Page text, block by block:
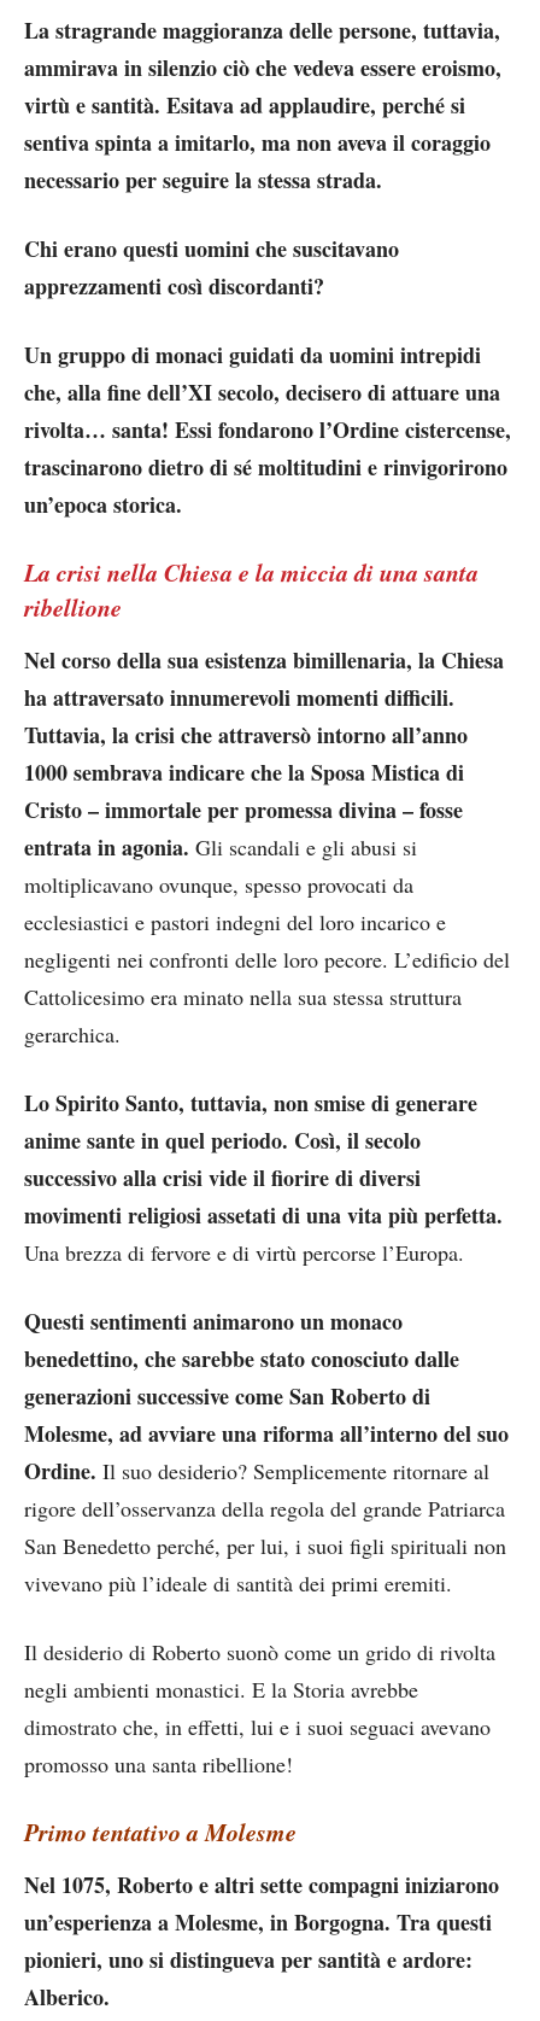
La stragrande maggioranza delle persone, tuttavia,
ammirava in silenzio ciò che vedeva essere eroismo,
virtù e santità. Esitava ad applaudire, perché si
sentiva spinta a imitarlo, ma non aveva il coraggio
necessario per seguire la stessa strada.
Chi erano questi uomini che suscitavano
apprezzamenti così discordanti?
Un gruppo di monaci guidati da uomini intrepidi
che, alla fine dell’XI secolo, decisero di attuare una
rivolta… santa! Essi fondarono l’Ordine cistercense,
trascinarono dietro di sé moltitudini e rinvigorirono
un’epoca storica.
La crisi nella Chiesa e la miccia di una santa
ribellione
Nel corso della sua esistenza bimillenaria, la Chiesa
ha attraversato innumerevoli momenti difficili.
Tuttavia, la crisi che attraversò intorno all’anno
1000 sembrava indicare che la Sposa Mistica di
Cristo – immortale per promessa divina – fosse
entrata in agonia. Gli scandali e gli abusi si
moltiplicavano ovunque, spesso provocati da
ecclesiastici e pastori indegni del loro incarico e
negligenti nei confronti delle loro pecore. L’edificio del
Cattolicesimo era minato nella sua stessa struttura
gerarchica.
Lo Spirito Santo, tuttavia, non smise di generare
anime sante in quel periodo. Così, il secolo
successivo alla crisi vide il fiorire di diversi
movimenti religiosi assetati di una vita più perfetta.
Una brezza di fervore e di virtù percorse l’Europa.
Questi sentimenti animarono un monaco
benedettino, che sarebbe stato conosciuto dalle
generazioni successive come San Roberto di
Molesme, ad avviare una riforma all’interno del suo
Ordine. Il suo desiderio? Semplicemente ritornare al
rigore dell’osservanza della regola del grande Patriarca
San Benedetto perché, per lui, i suoi figli spirituali non
vivevano più l’ideale di santità dei primi eremiti.
Il desiderio di Roberto suonò come un grido di rivolta
negli ambienti monastici. E la Storia avrebbe
dimostrato che, in effetti, lui e i suoi seguaci avevano
promosso una santa ribellione!
Primo tentativo a Molesme
Nel 1075, Roberto e altri sette compagni iniziarono
un’esperienza a Molesme, in Borgogna. Tra questi
pionieri, uno si distingueva per santità e ardore:
Alberico.